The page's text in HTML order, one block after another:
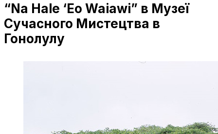
“Na Hale ‘Eo Waiawi” в Музеї
Сучасного Мистецтва в
Гонолулу